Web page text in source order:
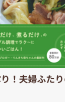
り！夫婦ふた